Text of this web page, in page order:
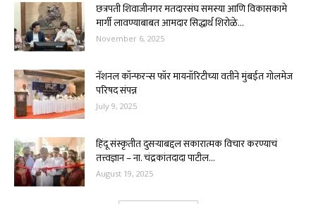
छत्रपती शिवाजीनगर मतदारसंघ समस्या आणि विकासकामे
मार्गी लावण्याबाबत आमदार सिद्धार्थ शिरोळे...
November 6, 2025
नॅशनल कॉन्फरन्स फॉर मायनॉरिटीच्या वतीने मुंबईत गोलमेज
परिषद संपन्न
July 9, 2025
हिंदू संस्कृतीत दुसऱ्याबद्दल सकारात्मक विचार करण्याचं
तत्त्वज्ञान – ना. चंद्रकांतदादा पाटील...
August 19, 2025